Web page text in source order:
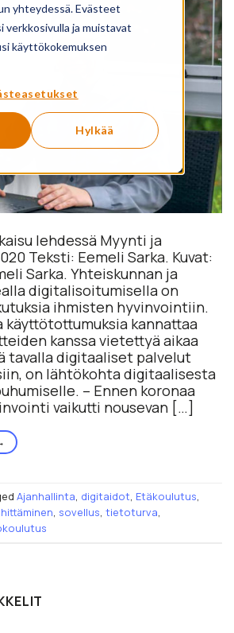
yhteydessä. Evästeet
ja muistavat
käyttökokemuksen
Hylkää
lehdessä Myynti ja
Teksti: Eemeli Sarka. Kuvat:
Sarka. Yhteiskunnan ja
digitalisoitumisella on
ihmisten hyvinvointiin.
käyttötottumuksia kannattaa
kanssa vietettyä aikaa
tavalla digitaaliset palvelut
on lähtökohta digitaalisesta
– Ennen koronaa
vaikutti nousevan […]
Ajanhallinta, digitaidot, Etäkoulutus,
, sovellus, tietoturva,